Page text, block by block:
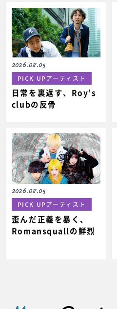
2026.08.05
PICK UPアーティスト
日常を裏返す、Roy’s
clubの反骨
2026.08.05
PICK UPアーティスト
歪んだ正義を暴く、
Romansquallの鮮烈